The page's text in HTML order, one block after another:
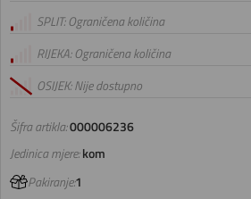
Šifra artikla:000006236
SPLIT: Ograničena količina
RIJEKA: Ograničena količina
OSIJEK: Nije dostupno
Jedinica mjere:kom
Pakiranje:1